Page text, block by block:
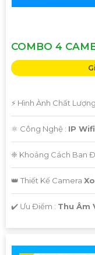
COMBO 4
️⚡ Hình Ành Chất
⚛️ Công Nghệ : IP
❈ Khoảng Cách Ban
👑 Thiết Kế Camera
️✔️ Ưu Điểm : Thu Âm